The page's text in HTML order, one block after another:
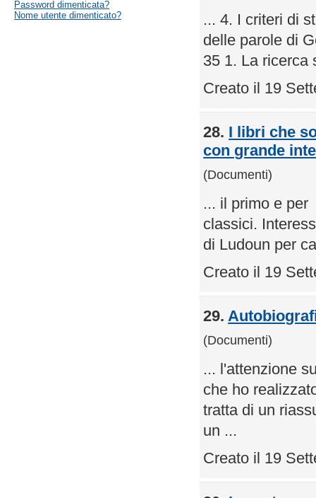
Password dimenticata?
Nome utente dimenticato?
... 4. I criteri di
delle parole di
35 1. La ricerca
Creato il 19
28. I libri che
con grande
(Documenti)
... il primo e
classici.
di Ludoun per
Creato il 19
29.
(Documenti)
... l'attenzione
che ho
tratta di un
un ...
Creato il 19